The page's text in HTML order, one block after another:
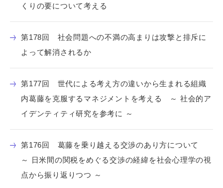
くりの要について考える
第178回 社会問題への不満の高まりは攻撃と排斥に
よって解消されるか
第177回 世代による考え方の違いから生まれる組織
内葛藤を克服するマネジメントを考える ～ 社会的ア
イデンティティ研究を参考に ～
第176回 葛藤を乗り越える交渉のあり方について
～ 日米間の関税をめぐる交渉の経緯を社会心理学の視
点から振り返りつつ ～